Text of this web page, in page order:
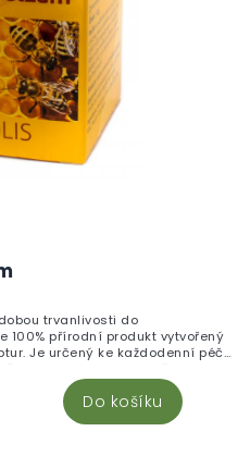
Do košíku
trvanlivosti do
100% přírodní produkt vytvořený
Je určený ke každodenní péči
nebo citlivou pokožku, a je
jizev a k jemným masážím.